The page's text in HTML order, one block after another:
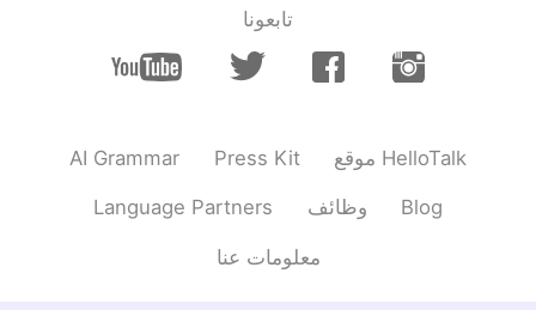
@Kanako
いいなあ、取り立てのそら豆は
alex
2021.04.30 23:24
@Aya
イギリス英語じゃ、broad beansで
すな もっと広く使われてる名前はfava
beanだと存じます 靴？🤔😯確かに！私もそ
تابعونا
AI Grammar Press Kit موقع HelloTalk
Language Partners وظائف Blog
معلومات عنا